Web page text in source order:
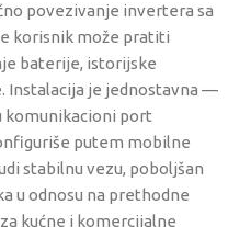
povezivanje invertera sa
korisnik može pratiti
baterije, istorijske
Instalacija je jednostavna —
komunikacioni port
putem mobilne
stabilnu vezu, poboljšan
u odnosu na prethodne
kućne i komercijalne